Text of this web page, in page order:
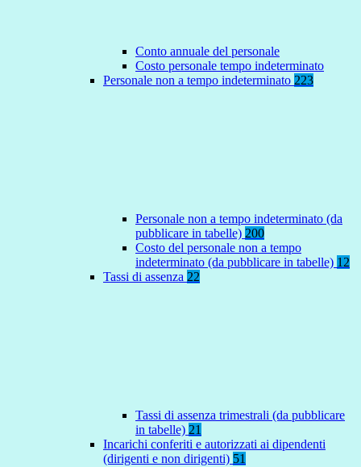
Conto annuale del personale
Costo personale tempo indeterminato
Personale non a tempo indeterminato 223
Personale non a tempo indeterminato (da
pubblicare in tabelle) 200
Costo del personale non a tempo
indeterminato (da pubblicare in tabelle) 12
Tassi di assenza 22
Tassi di assenza trimestrali (da pubblicare
in tabelle) 21
Incarichi conferiti e autorizzati ai dipendenti
(dirigenti e non dirigenti) 51